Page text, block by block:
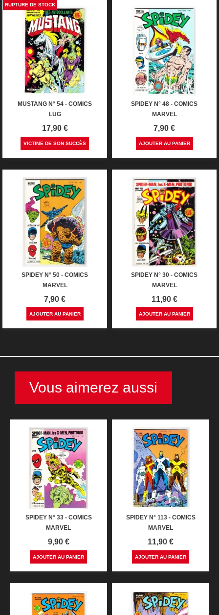
MUSTANG N° 54 - COMICS
LUG
Prix
17,90 €
VICTIME DE SON SUCCÈS
RUPTURE DE STOCK
SPIDEY N° 48 - COMICS
MARVEL
Prix
7,90 €
AJOUTER AU PANIER
SPIDEY N° 50 - COMICS
MARVEL
Prix
7,90 €
AJOUTER AU PANIER
SPIDEY N° 30 - COMICS
MARVEL
Prix
11,90 €
AJOUTER AU PANIER
Vous aimerez aussi
SPIDEY N° 33 - COMICS
MARVEL
Prix
9,90 €
AJOUTER AU PANIER
SPIDEY N° 113 - COMICS
MARVEL
Prix
11,90 €
AJOUTER AU PANIER